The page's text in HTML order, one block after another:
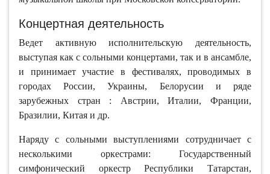
Концертная деятельность
Ведет активную исполнительскую деятельность,
выступая как с сольными концертами, так и в ансамбле,
и принимает участие в фестивалях, проводимых в
городах России, Украины, Белорусии и ряде
зарубежных стран : Австрии, Италии, Франции,
Бразилии, Китая и др.
Наряду с сольными выступлениями сотрудничает с
несколькими оркестрами: Государственный
симфонический оркестр Республики Татарстан,